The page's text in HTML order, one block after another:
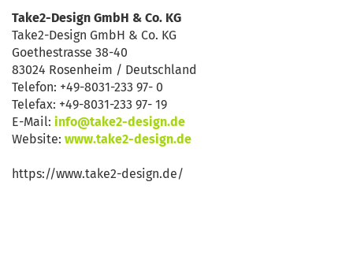
Take2-Design GmbH & Co. KG
Take2-Design GmbH & Co. KG
Goethestrasse 38-40
83024 Rosenheim / Deutschland
Telefon: +49-8031-233 97- 0
Telefax: +49-8031-233 97- 19
E-Mail: info@take2-design.de
Website: www.take2-design.de
https://www.take2-design.de/